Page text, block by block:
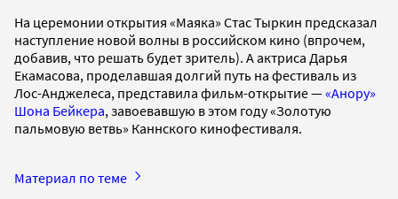
На церемонии открытия «Маяка» Стас Тыркин предсказал
наступление новой волны в российском кино (впрочем,
добавив, что решать будет зритель). А актриса Дарья
Екамасова, проделавшая долгий путь на фестиваль из
Лос-Анджелеса, представила фильм-открытие —«Анору»
Шона Бейкера, завоевавшую в этом году «Золотую
пальмовую ветвь» Каннского кинофестиваля.
Материал по теме